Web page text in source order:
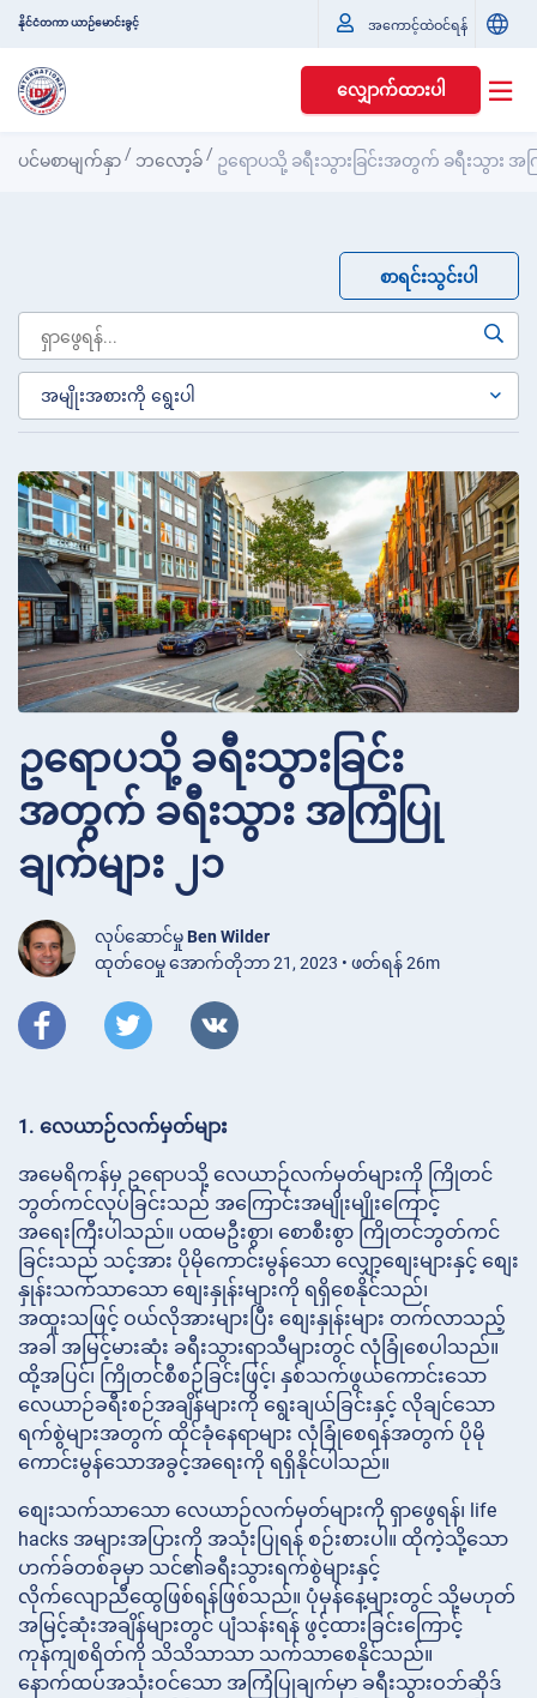
နိုင်ငံတကာ ယာဉ်မောင်းခွင့် အကောင့်ထဲဝင်ရန်
လျှောက်ထားပါ
ပင်မစာမျက်နှာ / ဘလော့ခ် / ဥရောပသို့ ခရီးသွားခြင်းအတွက် ခရီးသွား အက
စာရင်းသွင်းပါ
ဥရောပသို့ ခရီးသွားခြင်း
အတွက် ခရီးသွား အကြံပြု
ချက်များ ၂၁
လုပ်ဆောင်မှု Ben Wilder
ထုတ်ဝေမှု အောက်တိုဘာ 21, 2023 • ဖတ်ရန် 26m
1. လေယာဉ်လက်မှတ်များ
အမေရိကန်မှ ဥရောပသို့ လေယာဉ်လက်မှတ်များကို ကြိုတင်
ဘွတ်ကင်လုပ်ခြင်းသည် အကြောင်းအမျိုးမျိုးကြောင့်
အရေးကြီးပါသည်။ ပထမဦးစွာ၊ စောစီးစွာ ကြိုတင်ဘွတ်ကင်
ခြင်းသည် သင့်အား ပိုမိုကောင်းမွန်သော လျှော့စျေးများနှင့် စျေး
နှုန်းသက်သာသော စျေးနှုန်းများကို ရရှိစေနိုင်သည်၊
အထူးသဖြင့် ဝယ်လိုအားများပြီး စျေးနှုန်းများ တက်လာသည့်
အခါ အမြင့်မားဆုံး ခရီးသွားရာသီများတွင် လုံခြုံစေပါသည်။
ထို့အပြင်၊ ကြိုတင်စီစဉ်ခြင်းဖြင့်၊ နှစ်သက်ဖွယ်ကောင်းသော
လေယာဉ်ခရီးစဉ်အချိန်များကို ရွေးချယ်ခြင်းနှင့် လိုချင်သော
ရက်စွဲများအတွက် ထိုင်ခုံနေရာများ လုံခြုံစေရန်အတွက် ပိုမို
ကောင်းမွန်သောအခွင့်အရေးကို ရရှိနိုင်ပါသည်။
စျေးသက်သာသော လေယာဉ်လက်မှတ်များကို ရှာဖွေရန်၊ life
hacks အများအပြားကို အသုံးပြုရန် စဉ်းစားပါ။ ထိုကဲ့သို့သော
ဟက်ခ်တစ်ခုမှာ သင်၏ခရီးသွားရက်စွဲများနှင့်
လိုက်လျောညီထွေဖြစ်ရန်ဖြစ်သည်။ ပုံမှန်နေ့များတွင် သို့မဟုတ်
အမြင့်ဆုံးအချိန်များတွင် ပျံသန်းရန် ဖွင့်ထားခြင်းကြောင့်
ကုန်ကျစရိတ်ကို သိသိသာသာ သက်သာစေနိုင်သည်။
နောက်ထပ်အသုံးဝင်သော အကြံပြုချက်မှာ ခရီးသွားဝဘ်ဆိုဒ်